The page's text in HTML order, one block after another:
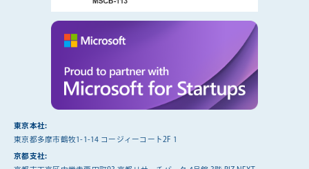
東京本社:
東京都多摩市鶴牧1-1-14 コージィーコート2F 1
京都支社: